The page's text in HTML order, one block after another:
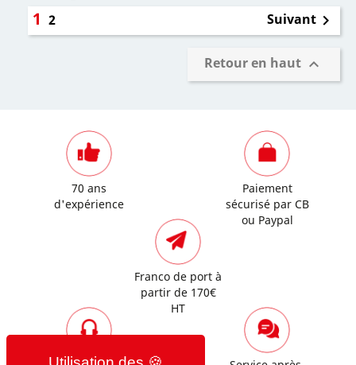
1 2 Suivant 
Retour en haut 
70 ans
d'expérience
Paiement
sécurisé par CB
ou Paypal
Franco de port à
partir de 170€
HT